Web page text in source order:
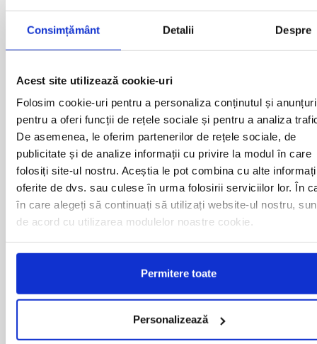
Consimțământ Detalii Despre
Acest site utilizează cookie-uri
Folosim cookie-uri pentru a personaliza conținutul și
pentru a oferi funcții de rețele sociale și pentru a analiza
De asemenea, le oferim partenerilor de rețele sociale, de
publicitate și de analize informații cu privire la modul în care
folosiți site-ul nostru. Aceștia le pot combina cu alte
oferite de dvs. sau culese în urma folosirii serviciilor lor. În
în care alegeți să continuați să utilizați website-ul nostru,
de acord cu utilizarea modulelor noastre cookie.
Permitere toate
Personalizează
ARAD
BACAU
BAIA MARE
BAILE HERCULANE
BALS-IS
BALS-OT
BARCA
BARLAD
BECHET
BECLEAN
BISTRET
BISTRITA
BLAJ
BOTOSANI
CALAFAT
CAMPULUNG
MOTCA
NUSFALAU
ONESTI
ORSOVA
PASCANI
PERICEI
PERISOR
PETROSANI
PIATRA NEAMT
PISCU VECHI
PITESTI
PLOIESTI
PODARI
REGHIN
RESITA
ROMAN
ROSIORII DE VEDE